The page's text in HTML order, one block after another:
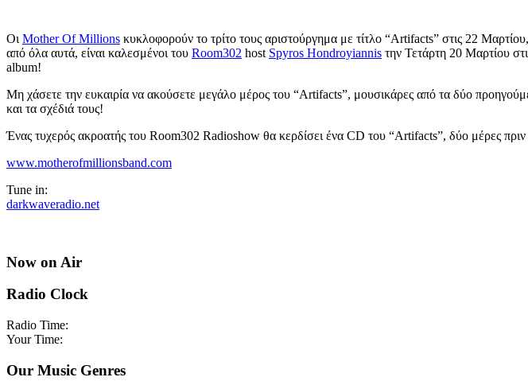
Οι Mother Of Millions κυκλοφορούν το τρίτο τους αριστούργημα με τίτλο “Artifacts” στις 22
από όλα αυτά, είναι καλεσμένοι του Room302 host Spyros Hondroyiannis την Τετάρτη 20 Μαρτίου
album!
Μη χάσετε την ευκαιρία να ακούσετε μεγάλο μέρος του “Artifacts”, μουσικάρες από τα δύο
και τα σχέδιά τους!
Ένας τυχερός ακροατής του Room302 Radioshow θα κερδίσει ένα CD του “Artifacts”, δύο μέρες
www.motherofmillionsband.com
Tune in:
darkwaveradio.net
Now on Air
Radio Clock
Radio Time:
Your Time:
Our Music Genres